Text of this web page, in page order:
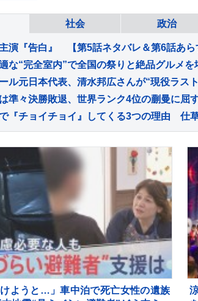
社会 政治
けようと…」車中泊で死亡女性の遺族